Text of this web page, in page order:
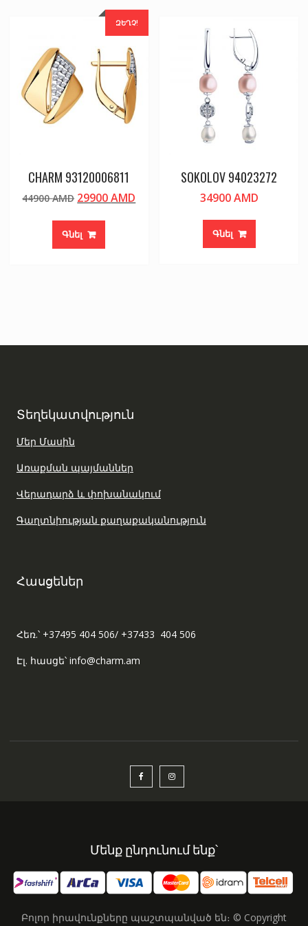
ԶԵՂՉ!
CHARM 93120006811
44900AMD Original
was:
44900 AMD.
29900AMD
Գնել
SOKOLOV 94023272
34900AMD
Գնել
Տեղեկատվություն
Մեր Մասին
Առաքման պայմաններ
Վերադարձ և փոխանակում
Գաղտնիության քաղաքականություն
Հասցեներ
Հեռ.՝ +37495 404 506/ +37433 404 506
Էլ. հասցե՝ info@charm.am
Մենք ընդունում ենք՝
Բոլոր իրավունքները պաշտպանված են։ © Copyright